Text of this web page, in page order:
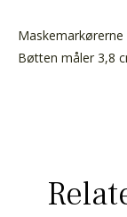
Bøtten måler 3,8